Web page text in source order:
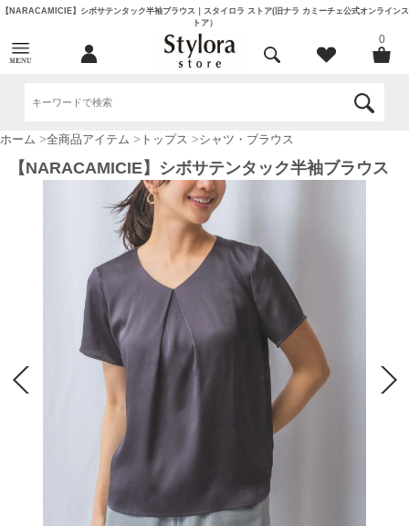
【NARACAMICIE】シボサテンタック半袖ブラウス｜スタイロラ ストア(旧ナラ カミーチェ公式オンラインス
トア）
0
ホーム >全商品アイテム > トップス >シャツ・ブラウス
【NARACAMICIE】シボサテンタック半袖ブラウス